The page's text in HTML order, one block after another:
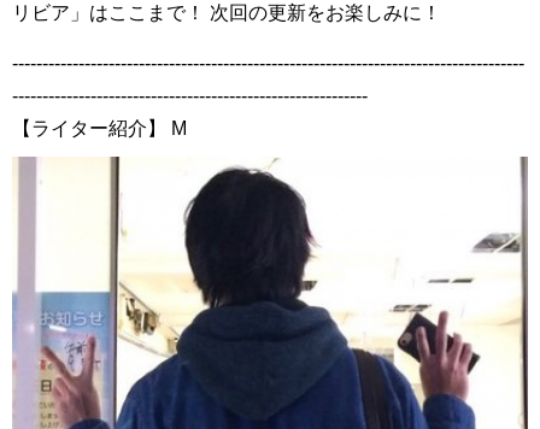
リビア」はここまで！ 次回の更新をお楽しみに！
-------------------------------------------------------------------------------------
-----------------------------------------------------------
【ライター紹介】 M